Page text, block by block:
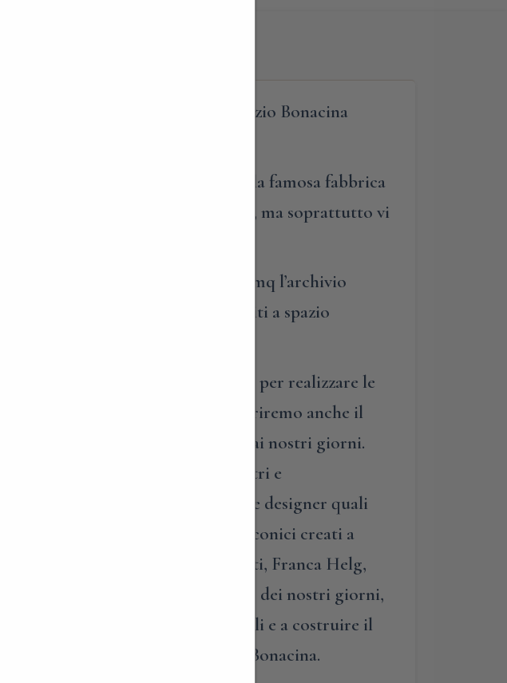
visita guidata nello spazio Bonacina
l’affascinante storia della famosa fabbrica
(o rattan in inglese) e midollino, ma soprattutto vi
apprezzati internazionalmente.
razionale che ospita in 600 mq l’archivio
la Galleria, altri 1000 mq adibiti a spazio
che si è ispirato al giunco per realizzare le
dal Sud-Est asiatico. Scopriremo anche il
Bonacina, per arrivare sino ai nostri giorni.
Outdoor: Decor, Grandi Maestri e
tra Mario Bonacina e designer quali
Grandi Maestri presenta pezzi iconici creati a
tra cui Franco Albini, Gio Ponti, Franca Helg,
proseguendo con le archistar dei nostri giorni,
a sperimentare nuovi materiali e a costruire il
della famiglia e del team Bonacina.